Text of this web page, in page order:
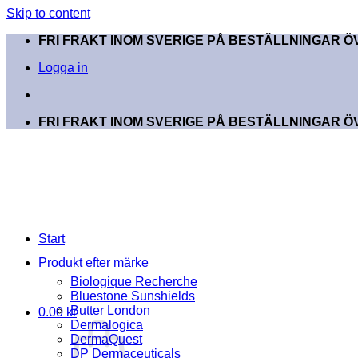
Skip to content
FRI FRAKT INOM SVERIGE PÅ BESTÄLLNINGAR
Logga in
FRI FRAKT INOM SVERIGE PÅ BESTÄLLNINGAR
0.00 kr
Start
Produkt efter märke
Biologique Recherche
Bluestone Sunshields
Butter London
Dermalogica
DermaQuest
DP Dermaceuticals